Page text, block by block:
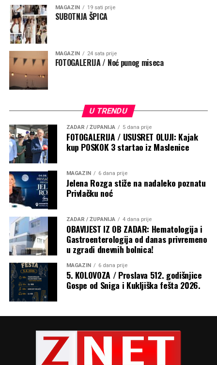
MAGAZIN 19 sati prije
SUBOTNJA ŠPICA
MAGAZIN 24 sata prije
FOTOGALERIJA / Noć punog miseca
U TRENDU
ZADAR / ŽUPANIJA 5 dana prije
FOTOGALERIJA / USUSRET OLUJI: Kajak
kup POSKOK 3 startao iz Maslenice
MAGAZIN 6 dana prije
Jelena Rozga stiže na nadaleko poznatu
Privlačku noć
ZADAR / ŽUPANIJA 4 dana prije
OBAVIJEST IZ OB ZADAR: Hematologija i
Gastroenterologija od danas privremeno
u zgradi dnevnih bolnica!
MAGAZIN 6 dana prije
5. KOLOVOZA / Proslava 512. godišnjice
Gospe od Sniga i Kukljiška fešta 2026.